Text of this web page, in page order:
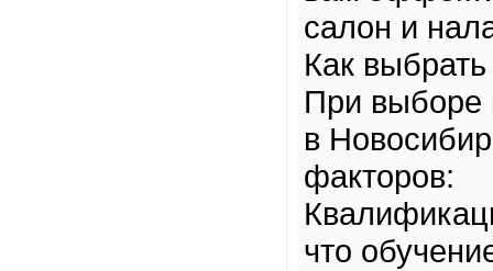
салон и
Как
При выборе
в
факторов:
что